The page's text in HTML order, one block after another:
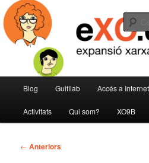
Aneu
al
contingut
principaleXO
expansió de la Xarxa Oberta
principal
Blog Guifilab Accés a Internet
Activitats Qui som? XO9B
Navegació
← Anteriors